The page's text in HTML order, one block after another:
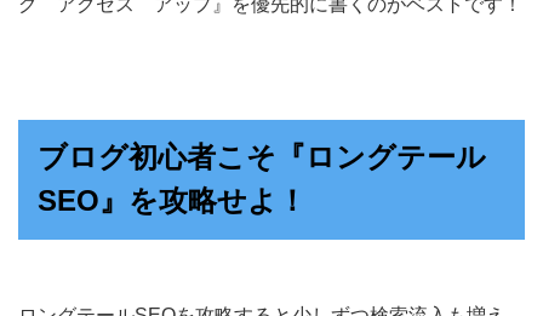
グ アクセス アップ』を優先的に書くのがベストです！
ブログ初心者こそ『ロングテール
SEO』を攻略せよ！